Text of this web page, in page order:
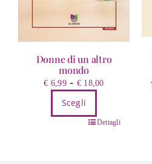
Donne di un altro
mondo
€ 6,99 - € 18,00Fascia
da
Scegli
Dettagli